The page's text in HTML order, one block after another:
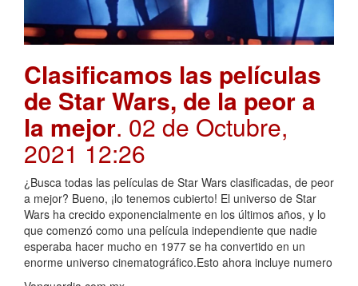
Clasificamos las películas
de Star Wars, de la peor a
la mejor. 02 de Octubre,
2021 12:26
¿Busca todas las películas de Star Wars clasificadas, de peor
a mejor? Bueno, ¡lo tenemos cubierto! El universo de Star
Wars ha crecido exponencialmente en los últimos años, y lo
que comenzó como una película independiente que nadie
esperaba hacer mucho en 1977 se ha convertido en un
enorme universo cinematográfico.Esto ahora incluye numero